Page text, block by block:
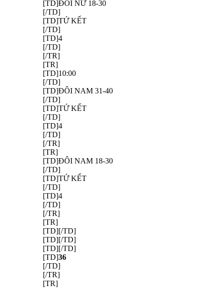
[TD]ĐÔI NỮ 18-30
[/TD]
[TD]TỨ KẾT
[/TD]
[TD]4
[/TD]
[/TR]
[TR]
[TD]10:00
[/TD]
[TD]ĐÔI NAM 31-40
[/TD]
[TD]TỨ KẾT
[/TD]
[TD]4
[/TD]
[/TR]
[TR]
[TD]ĐÔI NAM 18-30
[/TD]
[TD]TỨ KẾT
[/TD]
[TD]4
[/TD]
[/TR]
[TR]
[TD][/TD]
[TD][/TD]
[TD][/TD]
[TD]36
[/TD]
[/TR]
[TR]